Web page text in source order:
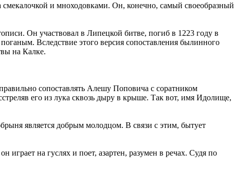
и мноходовками. Он, конечно, самый своеобразный
Он участвовал в Липецкой битве, погиб в 1223 году в
Вследствие этого версия сопоставления былинного
на Калке.
сопоставлять Алешу Поповича с соратником
его из лука сквозь дыру в крыше. Так вот, имя Идолище,
является добрым молодцом. В связи с этим, бытует
на гуслях и поет, азартен, разумен в речах. Судя по